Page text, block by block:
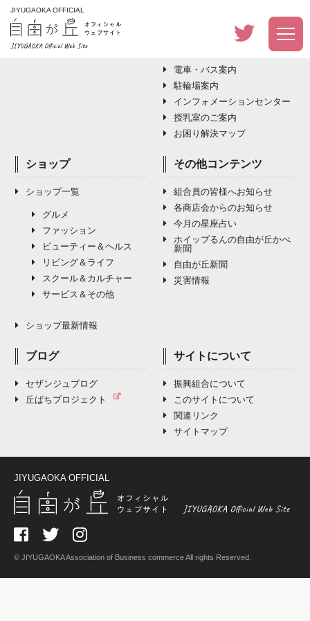
JIYUGAOKA OFFICIAL
イベント アクセス・その他
アクセス・その他トップ
電車・バス案内
駐輪場案内
インフォメーションセンター
授乳室のご案内
お困り解決マップ
ショップ
ショップ一覧
グルメ
ファッション
ビューティー＆ヘルス
リビング＆ライフ
スクール＆カルチャー
サービス＆その他
ショップ最新情報
その他コンテンツ
組合員の皆様へお知らせ
各商店会からのお知らせ
今月の星座占い
ホイップるんの自由が丘かべ
新聞
自由が丘新聞
災害情報
ブログ
セザンジュブログ
丘ばちプロジェクト
サイトについて
振興組合について
このサイトについて
関連リンク
サイトマップ
JIYUGAOKA OFFICIAL
© JIYUGAOKA Association of Business commerce All rights Reserved.